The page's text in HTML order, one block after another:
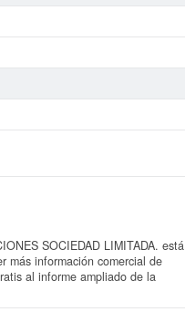
SOCIEDAD LIMITADA. está
más información comercial de
al informe ampliado de la